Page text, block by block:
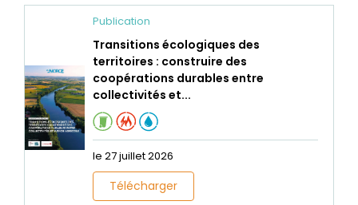
Publication
Transitions écologiques des
territoires : construire des
coopérations durables entre
collectivités et...
le 27 juillet 2026
Télécharger